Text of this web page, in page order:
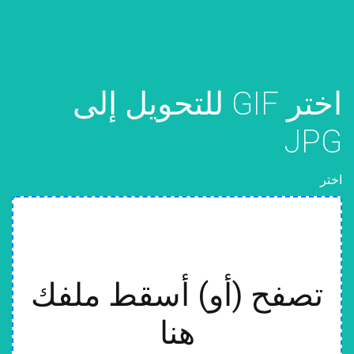
اختر GIF للتحويل إلى
JPG
اختر
تصفح (أو) أسقط ملفك
هنا